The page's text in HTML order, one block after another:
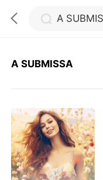
Loja
Histórico
A SUBMISSA